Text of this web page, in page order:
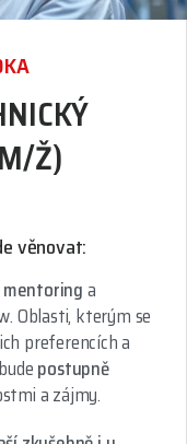
Ž)
věnovat:
a
Oblasti, kterým se
preferencích a
postupně
a zájmy.